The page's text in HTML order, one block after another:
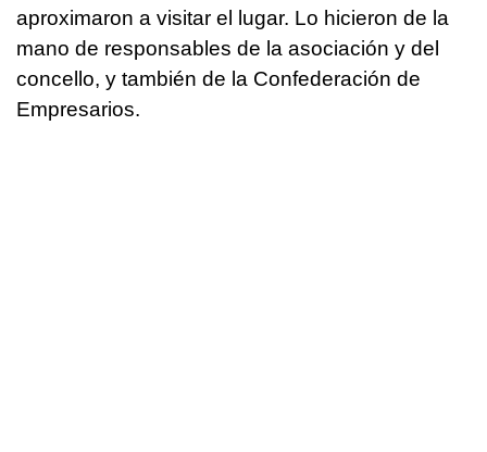
aproximaron a visitar el lugar. Lo hicieron de la
mano de responsables de la asociación y del
concello, y también de la Confederación de
Empresarios.